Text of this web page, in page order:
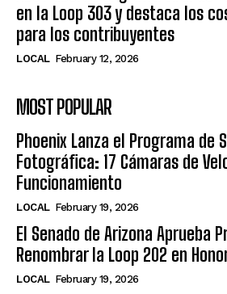
en la Loop 303 y destaca los
para los contribuyentes
LOCAL February 12, 2026
MOST POPULAR
Phoenix Lanza el Programa de
Fotográfica: 17 Cámaras de
Funcionamiento
LOCAL February 19, 2026
El Senado de Arizona Aprueba
Renombrar la Loop 202 en
LOCAL February 19, 2026